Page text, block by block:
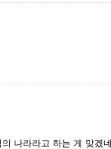
나라라고 하는 게 맞겠